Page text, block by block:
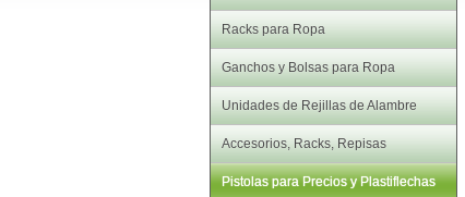
Racks para Ropa
Ganchos y Bolsas para Ropa
Unidades de Rejillas de Alambre
Accesorios, Racks, Repisas
Pistolas para Precios y Plastiflechas